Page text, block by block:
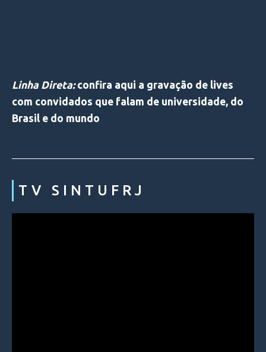
Linha Direta:confira aqui a gravação de lives
com convidados que falam de universidade, do
Brasil e do mundo
TV SINTUFRJ